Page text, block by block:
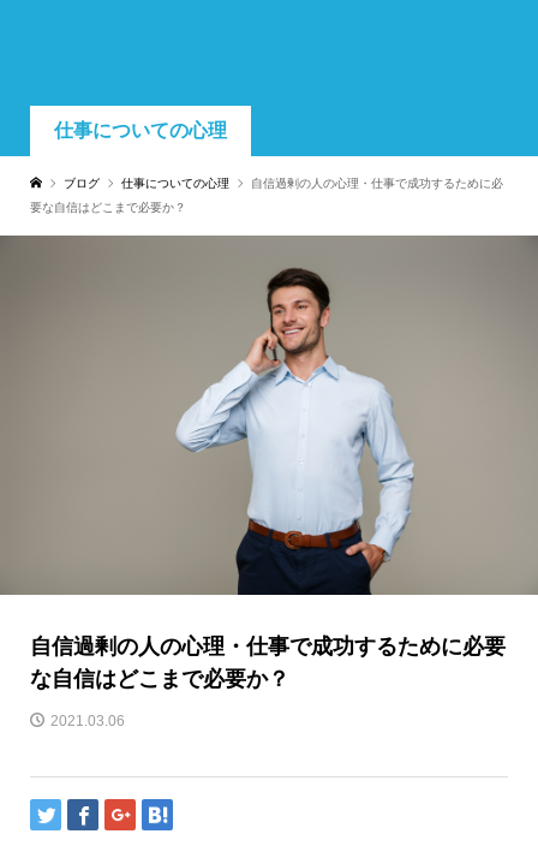
仕事についての心理
ブログ 仕事についての心理
自信過剰の人の心理・仕事で成功するために必
要な自信はどこまで必要か？
自信過剰の人の心理・仕事で成功するために必要
な自信はどこまで必要か？
2021.03.06